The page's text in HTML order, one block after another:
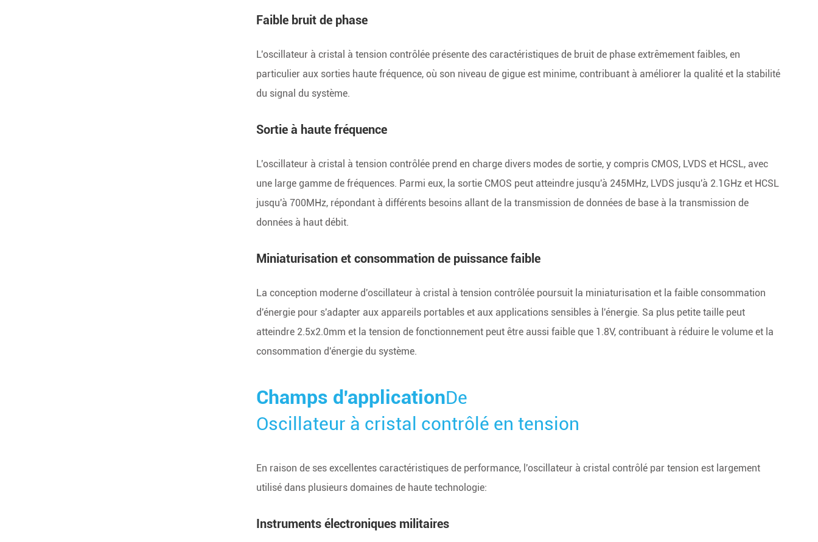
Faible bruit de phase
L'oscillateur à cristal à tension contrôlée présente des caractéristiques de bruit de phase extrêmement faibles, en
particulier aux sorties haute fréquence, où son niveau de gigue est minime, contribuant à améliorer la qualité et la stabilité
du signal du système.
Sortie à haute fréquence
L'oscillateur à cristal à tension contrôlée prend en charge divers modes de sortie, y compris CMOS, LVDS et HCSL, avec
une large gamme de fréquences. Parmi eux, la sortie CMOS peut atteindre jusqu'à 245MHz, LVDS jusqu'à 2.1GHz et HCSL
jusqu'à 700MHz, répondant à différents besoins allant de la transmission de données de base à la transmission de
données à haut débit.
Miniaturisation et consommation de puissance faible
La conception moderne d'oscillateur à cristal à tension contrôlée poursuit la miniaturisation et la faible consommation
d'énergie pour s'adapter aux appareils portables et aux applications sensibles à l'énergie. Sa plus petite taille peut
atteindre 2.5x2.0mm et la tension de fonctionnement peut être aussi faible que 1.8V, contribuant à réduire le volume et la
consommation d'énergie du système.
Champs d'applicationDe
Oscillateur à cristal contrôlé en tension
En raison de ses excellentes caractéristiques de performance, l'oscillateur à cristal contrôlé par tension est largement
utilisé dans plusieurs domaines de haute technologie:
Instruments électroniques militaires